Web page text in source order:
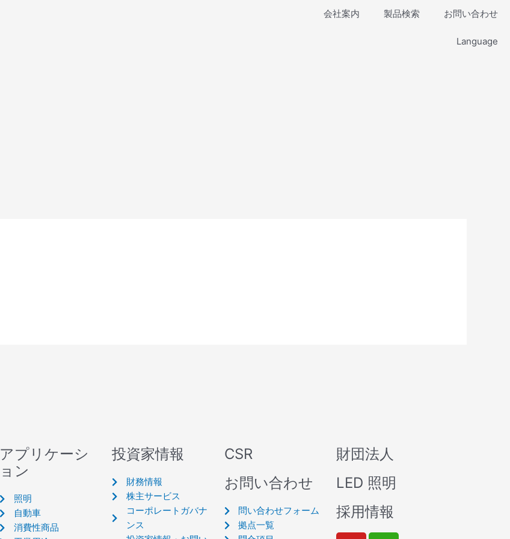
会社案内 製品検索 お問い合わせ
Language
アプリケーシ
ョン
照明
自動車
消費性商品
投資家情報
財務情報
株主サービス
コーポレートガバナ
ンス
CSR
お問い合わせ
問い合わせフォーム
拠点一覧
財団法人
LED 照明
採用情報